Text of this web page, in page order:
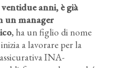
anni, è già
un manager
, ha un figlio di nome
a lavorare per la
INA-